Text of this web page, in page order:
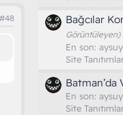
#48 Bağcılar
Görüntüleyen)
En son:
Site
Batman’da
En son:
Site